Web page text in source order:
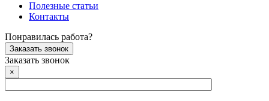
Полезные статьи
Контакты
Понравилась работа?
Заказать звонок
Заказать звонок
×